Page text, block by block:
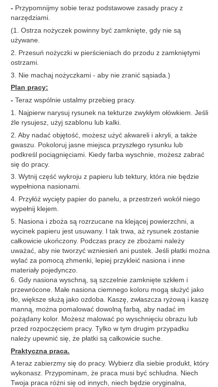
- Przypomnijmy sobie teraz podstawowe zasady pracy z
narzędziami.
(1. Ostrza nożyczek powinny być zamknięte, gdy nie są
używane.
2. Przesuń nożyczki w pierścieniach do przodu z zamkniętymi
ostrzami.
3. Nie machaj nożyczkami - aby nie zranić sąsiada.)
Plan pracy:
- Teraz wspólnie ustalmy przebieg pracy.
1. Najpierw narysuj rysunek na tekturze zwykłym ołówkiem. Jeśli
źle rysujesz, użyj szablonu lub kalki.
2. Aby nadać objętość, możesz użyć akwareli i akryli, a także
gwaszu. Pokoloruj jasne miejsca przyszłego rysunku lub
podkreśl pociągnięciami. Kiedy farba wyschnie, możesz zabrać
się do pracy.
3. Wytnij część wykroju z papieru lub tektury, która nie będzie
wypełniona nasionami.
4. Przyłóż wycięty papier do panelu, a przestrzeń wokół niego
wypełnij klejem.
5. Nasiona i zboża są rozrzucane na klejącej powierzchni, a
wycinek papieru jest usuwany. I tak trwa, aż rysunek zostanie
całkowicie ukończony. Podczas pracy ze zbożami należy
uważać, aby nie tworzyć wzniesień ani pustek. Jeśli płatki można
wylać za pomocą zhmenki, lepiej przykleić nasiona i inne
materiały pojedynczo.
6. Gdy nasiona wyschną, są szczelnie zamknięte szkłem i
przewrócone. Małe nasiona ciemnego koloru mogą służyć jako
tło, większe służą jako ozdoba. Kaszę, zwłaszcza ryżową i kaszę
manną, można pomalować dowolną farbą, aby nadać im
pożądany kolor. Możesz malować po wyschnięciu obrazu lub
przed rozpoczęciem pracy. Tylko w tym drugim przypadku
należy upewnić się, że płatki są całkowicie suche.
Praktyczna praca.
A teraz zabierzmy się do pracy. Wybierz dla siebie produkt, który
wykonasz. Przypominam, że praca musi być schludna. Niech
Twoja praca różni się od innych, niech będzie oryginalna,